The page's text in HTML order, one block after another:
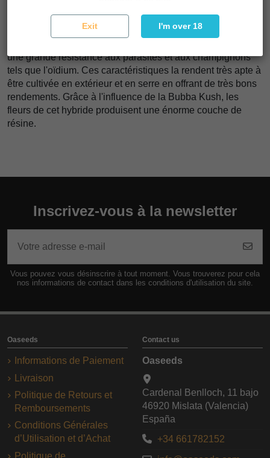
une grande résistance aux parasites et aux champignons
tels que l'oïdium. Ces caractéristiques la rendent très apte à
être cultivée en extérieur et en serre en offrant de très bons
rendements. Grâce à l'influence de la Bubba Kush, les
fleurs de cet hybride produisent une énorme couche de
résine.
Inscrivez-vous à la newsletter
Vous pouvez vous désinscrire à tout moment. Vous trouverez pour cela
nos informations de contact dans les conditions d'utilisation du site.
Oaseeds
Informations de Paiement
Livraison
Politique de Retours et
Remboursements
Conditions Générales
d’Utilisation et d’Achat
Politique de
Contact us
Oaseeds
Cardenal Benlloch, 11 bajo
46920 Mislata (Valencia)
España
+34 661782152
Exit I'm over 18